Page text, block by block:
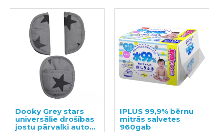
Dooky Grey stars
universālie drošības
jostu pārvalki auto
IPLUS 99,9% bērnu
mitrās salvetes
960gab